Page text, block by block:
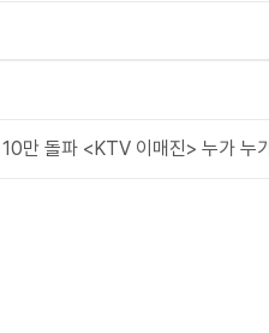
만 돌파 <KTV 이매진> 누가 누